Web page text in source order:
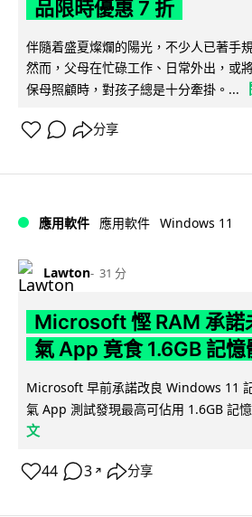
品限時優惠 7 折
伴隨着盛夏燦爛的陽光，不少人已著手
然而，父母在忙碌工作、日常外出，或
保母照顧時，對孩子總是十分牽掛。...
分享
應用軟件 應用軟件 Windows 11
Lawton 31 分
Microsoft 慳 RAM 承諾
氣 App 竟食 1.6GB 記憶
Microsoft 早前承諾改良 Windows 11
氣 App 測試發現最高可佔用 1.6GB 記
文
44 3 ↗ 分享